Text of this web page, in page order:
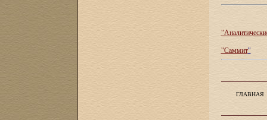
"Саммит"
ГЛАВНАЯ